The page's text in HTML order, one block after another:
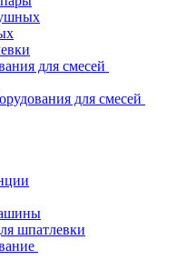
для смесей
для смесей
шпатлевки